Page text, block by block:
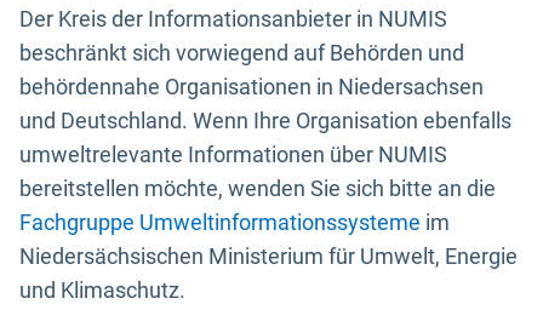
Der Kreis der Informationsanbieter in NUMIS
beschränkt sich vorwiegend auf Behörden und
behördennahe Organisationen in Niedersachsen
und Deutschland. Wenn Ihre Organisation ebenfalls
umweltrelevante Informationen über NUMIS
bereitstellen möchte, wenden Sie sich bitte an die
Fachgruppe Umweltinformationssysteme im
Niedersächsischen Ministerium für Umwelt, Energie
und Klimaschutz.